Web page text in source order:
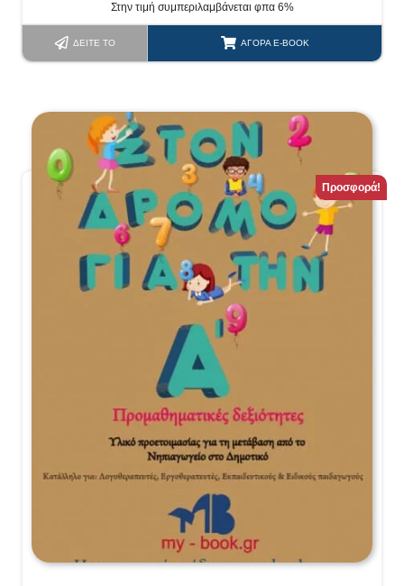
Στην τιμή συμπεριλαμβάνεται φπα 6%
ΔΕΊΤΕ ΤΟ ΑΓΟΡΆ E-BOOK
Προσφορά!